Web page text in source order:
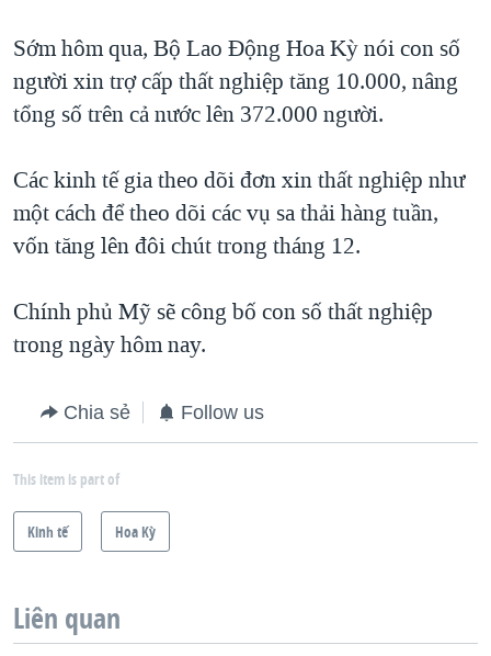
Sớm hôm qua, Bộ Lao Động Hoa Kỳ nói con số
người xin trợ cấp thất nghiệp tăng 10.000, nâng
tổng số trên cả nước lên 372.000 người.
Các kinh tế gia theo dõi đơn xin thất nghiệp như
một cách để theo dõi các vụ sa thải hàng tuần,
vốn tăng lên đôi chút trong tháng 12.
Chính phủ Mỹ sẽ công bố con số thất nghiệp
trong ngày hôm nay.
Chia sẻ Follow us
This item is part of
Kinh tế Hoa Kỳ
Liên quan